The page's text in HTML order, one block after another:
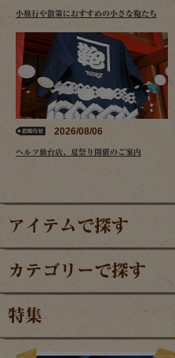
小旅行や散策におすすめの小さな鞄たち
2026/08/06
ヘルツ仙台店、夏祭り開催のご案内
アイテムで探す
カテゴリーで探す
特集